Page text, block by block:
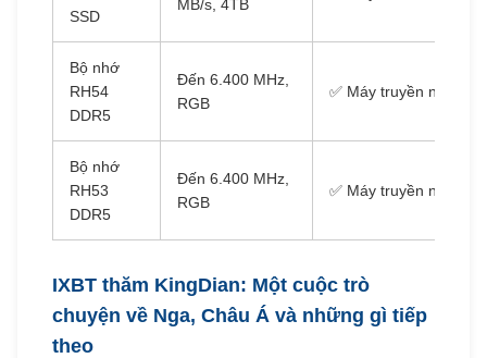
SSD
MB/s, 4TB
Bộ nhớ
RH54
DDR5
Đến 6.400 MHz,
RGB
✅ Máy truyền nhiệt
Bộ nhớ
RH53
DDR5
Đến 6.400 MHz,
RGB
✅ Máy truyền nhiệt
IXBT thăm KingDian: Một cuộc trò
chuyện về Nga, Châu Á và những gì tiếp
theo